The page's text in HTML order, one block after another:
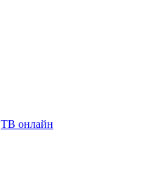
ТВ онлайн